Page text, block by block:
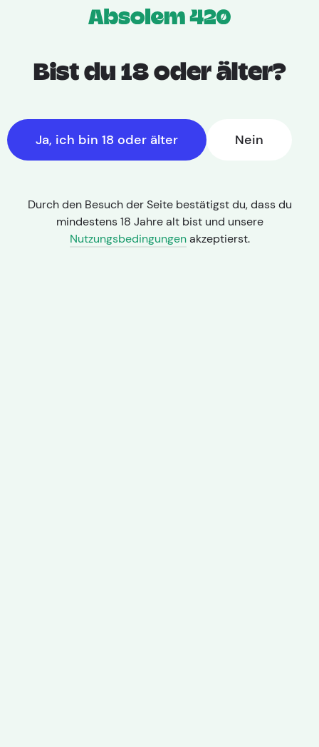
Home Medizinische Cannabis Produkte Hersteller
PureCan
Bist du 18 oder älter?
Ja, ich bin 18 oder älter Nein
Durch den Besuch der Seite bestätigst du, dass du
mindestens 18 Jahre alt bist und unsere
Nutzungsbedingungenakzeptierst.